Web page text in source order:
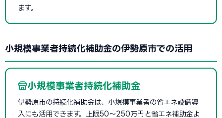
ます。
小規模事業者持続化補助金の伊勢原市での活用
小規模事業者持続化補助金
伊勢原市の持続化補助金は、小規模事業者の省エネ設備導
入にも活用できます。上限50〜250万円と省エネ補助金よ